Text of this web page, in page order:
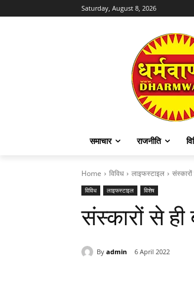
Saturday, August 8, 2026
समाचार राजनीति
Home विविध लाइफस्टाइल
विविध लाइफस्टाइल विशेष
संस्कारों से ही
By admin 6 April 2022